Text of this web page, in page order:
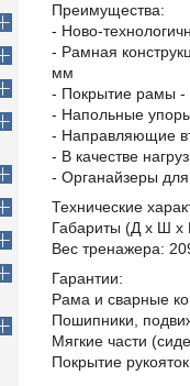
Преимущества:
- Ново-
- Рамная
мм
- Покрытие рамы -
- Напольные
- Направляющие
- В качестве
- Органайзеры
Технические
Габариты (Д х Ш х
Вес тренажера:
Гарантии:
Рама и сварные
Пошипники,
Мягкие части
Покрытие